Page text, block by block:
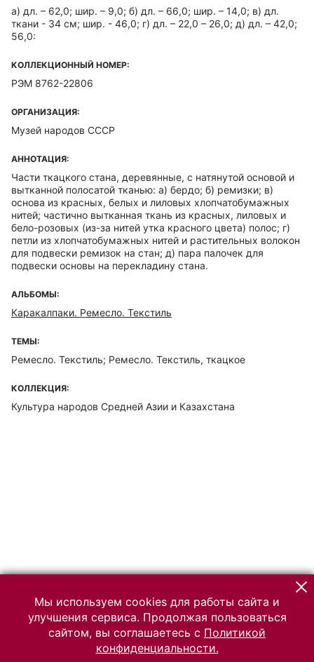
а) дл. – 62,0; шир. – 9,0; б) дл. – 66,0; шир. – 14,0; в) дл.
ткани - 34 см; шир. - 46,0; г) дл. – 22,0 – 26,0; д) дл. – 42,0;
56,0:
КОЛЛЕКЦИОННЫЙ НОМЕР:
РЭМ 8762-22806
ОРГАНИЗАЦИЯ:
Музей народов СССР
АННОТАЦИЯ:
Части ткацкого стана, деревянные, с натянутой основой и
вытканной полосатой тканью: а) бердо; б) ремизки; в)
основа из красных, белых и лиловых хлопчатобумажных
нитей; частично вытканная ткань из красных, лиловых и
бело-розовых (из-за нитей утка красного цвета) полос; г)
петли из хлопчатобумажных нитей и растительных волокон
для подвески ремизок на стан; д) пара палочек для
подвески основы на перекладину стана.
АЛЬБОМЫ:
Каракалпаки. Ремесло. Текстиль
ТЕМЫ:
Ремесло. Текстиль; Ремесло. Текстиль, ткацкое
КОЛЛЕКЦИЯ:
Культура народов Средней Азии и Казахстана
Мы используем cookies для работы сайта и
улучшения сервиса. Продолжая пользоваться
сайтом, вы соглашаетесь с Политикой
конфиденциальности.